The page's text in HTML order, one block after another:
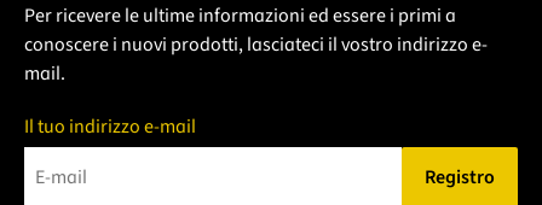
Per ricevere le ultime informazioni ed essere i primi a
conoscere i nuovi prodotti, lasciateci il vostro indirizzo e-
mail.
Il tuo indirizzo e-mail
Registro